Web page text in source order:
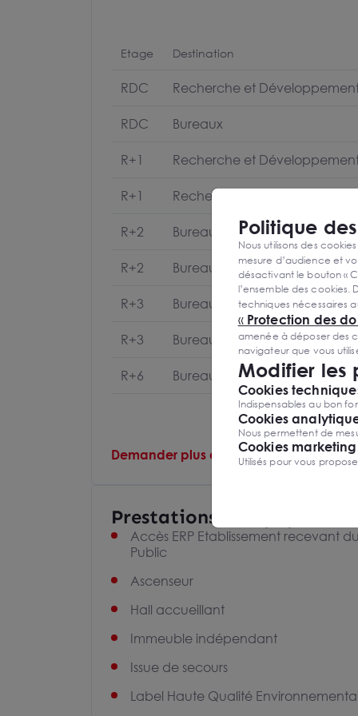
Etage Destination
RDC Recherche et
RDC Bureaux
R+1 Recherche et
R+1 Recherche et Développement
R+2 Bureaux
R+2 Bureaux
R+3 Bureaux
R+3 Bureaux
R+6 Bureaux
Demander plus d'informations au
Prestations et équipements
Accès ERP Etablissement recevant du
Public
Ascenseur
Hall accueillant
Immeuble indépendant
Issue de secours
Label Haute Qualité Environnemental
Politique des
Nous utilisons des
mesure d’audience et
désactivant le bouton «
l’ensemble des cookies.
techniques nécessaires
« Protection des
amenée à déposer des
navigateur que vous
Modifier les
Cookies
Indispensables au bon
Cookies
Nous permettent de
Cookies marketing
Utilisés pour vous